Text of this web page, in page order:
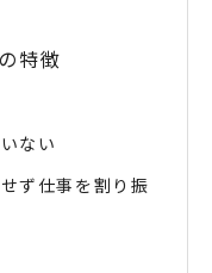
特徴
ない
ず仕事を割り振